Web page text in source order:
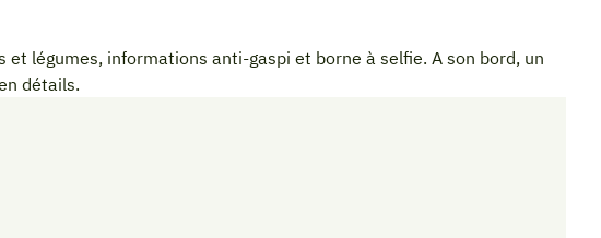
légumes, informations anti-gaspi et borne à selfie. A son bord, un
détails.